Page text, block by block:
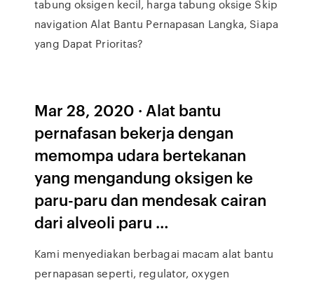
tabung oksigen kecil, harga tabung oksige Skip
navigation Alat Bantu Pernapasan Langka, Siapa
yang Dapat Prioritas?
Mar 28, 2020 · Alat bantu
pernafasan bekerja dengan
memompa udara bertekanan
yang mengandung oksigen ke
paru-paru dan mendesak cairan
dari alveoli paru …
Kami menyediakan berbagai macam alat bantu
pernapasan seperti, regulator, oxygen